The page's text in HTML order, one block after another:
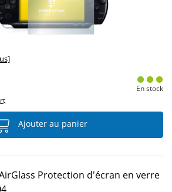
En stock
Ajouter au panier
AirGlass Protection d'écran en verre